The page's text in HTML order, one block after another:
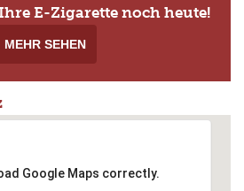
E-Zigarette noch heute!
MEHR SEHEN
Google Maps correctly.